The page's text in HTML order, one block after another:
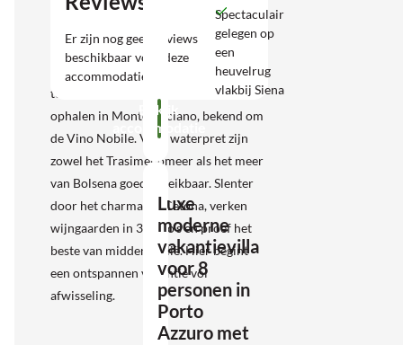
Casciano dei Bagni en Bagni San
Filippo, ideaal voor een ontspannen
dag. Vanuit Chianciano Terme starten
mooie wandel- en mountainbikeroutes,
terwijl wijnliefhebbers hun hart
ophalen in Montepulciano, bekend om
de Vino Nobile. Voor waterpret zijn
zowel het Trasimenomeer als het meer
van Bolsena goed bereikbaar. Slenter
door het charmante Cetona, verken
wijngaarden in 3 regio’s en proef het
beste van midden-Italië. Hier begint
een ontspannen vakantie vol
afwisseling.
Er zijn nog geen reviews
beschikbaar voor deze
accommodatie.
Spectaculair
gelegen op
een
heuvelrug
vlakbij Siena
Bekijk
accommodatie
Luxe
moderne
vakantievilla
voor 8
personen in
Porto
Azzuro met